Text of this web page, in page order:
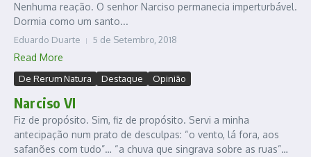
Nenhuma reação. O senhor Narciso permanecia imperturbável.
Dormia como um santo...
Eduardo Duarte 5 de Setembro, 2018
Read More
De Rerum Natura Destaque Opinião
Narciso VI
Fiz de propósito. Sim, fiz de propósito. Servi a minha
antecipação num prato de desculpas: “o vento, lá fora, aos
safanões com tudo”… “a chuva que singrava sobre as ruas”…